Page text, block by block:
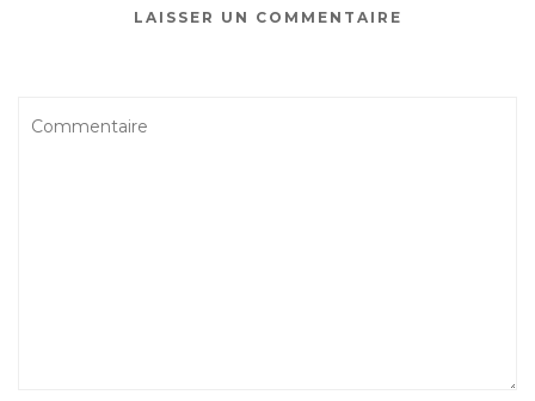
LAISSER UN COMMENTAIRE